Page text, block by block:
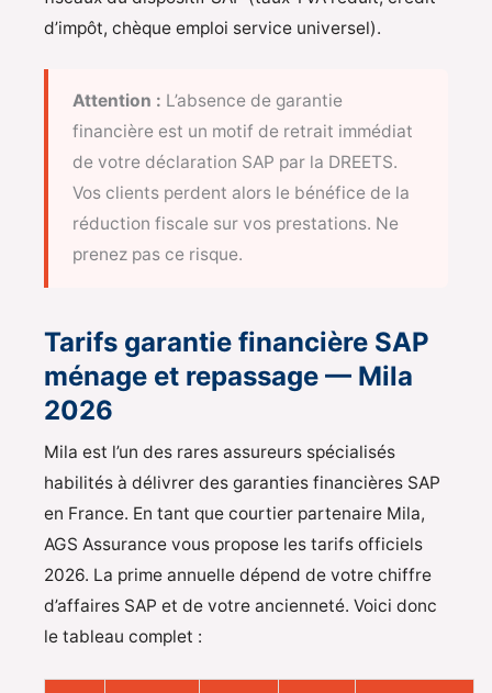
d’impôt, chèque emploi service universel).
Attention : L’absence de garantie
financière est un motif de retrait immédiat
de votre déclaration SAP par la DREETS.
Vos clients perdent alors le bénéfice de la
réduction fiscale sur vos prestations. Ne
prenez pas ce risque.
Tarifs garantie financière SAP
ménage et repassage — Mila
2026
Mila est l’un des rares assureurs spécialisés
habilités à délivrer des garanties financières SAP
en France. En tant que courtier partenaire Mila,
AGS Assurance vous propose les tarifs officiels
2026. La prime annuelle dépend de votre chiffre
d’affaires SAP et de votre ancienneté. Voici donc
le tableau complet :